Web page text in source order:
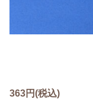
363円(税込)